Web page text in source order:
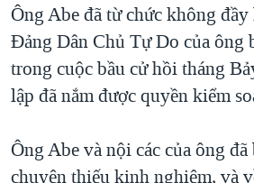
Ông Abe đã từ chức không
Đảng Dân Chủ Tự Do của ông
trong cuộc bầu cử hồi tháng
lập đã nắm được quyền kiểm
Ông Abe và nội các của ông
chuyện thiếu kinh nghiệm, và